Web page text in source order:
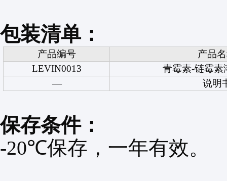
包装清单：
产品编号
产品
LEVIN0013
青霉素-链霉素
—
说明
保存条件：
-20℃保存，一年有效。